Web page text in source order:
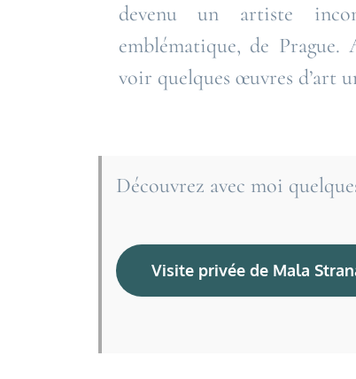
devenu un artiste
emblématique, de
voir quelques œuvres d’art
Découvrez avec moi
Visite privée de Mala